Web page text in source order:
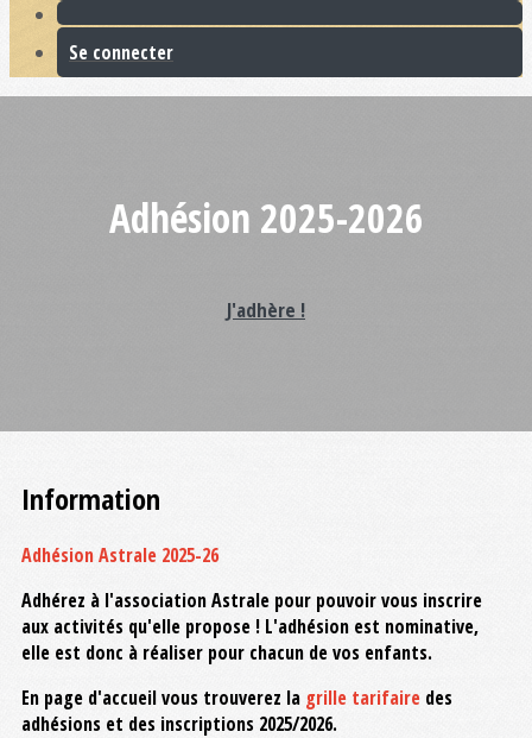
Se connecter
Adhésion 2025-2026
J'adhère !
Information
Adhésion Astrale 2025-26
Adhérez à l'association Astrale pour pouvoir vous inscrire
aux activités qu'elle propose ! L'adhésion est nominative,
elle est donc à réaliser pour chacun de vos enfants.
En page d'accueil vous trouverez la grille tarifaire des
adhésions et des inscriptions 2025/2026.